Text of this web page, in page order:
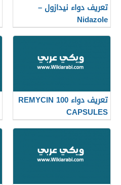
تعريف دواء نيدازول –
Nidazole
تعريف دواء REMYCIN 100
CAPSULES